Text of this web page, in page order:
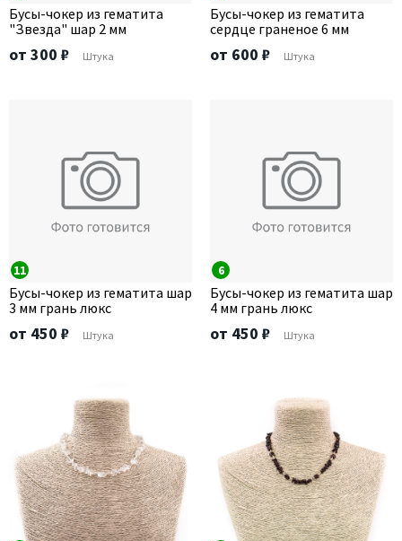
Бусы-чокер из гематита
"Звезда" шар 2 мм
от 300 ₽ Штука
Бусы-чокер из гематита
сердце граненое 6 мм
от 600 ₽ Штука
11
Бусы-чокер из гематита шар
3 мм грань люкс
от 450 ₽ Штука
6
Бусы-чокер из гематита шар
4 мм грань люкс
от 450 ₽ Штука